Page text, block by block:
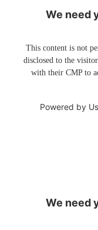
We need
This content is not
disclosed to the
with their CMP to
Powered by
We need